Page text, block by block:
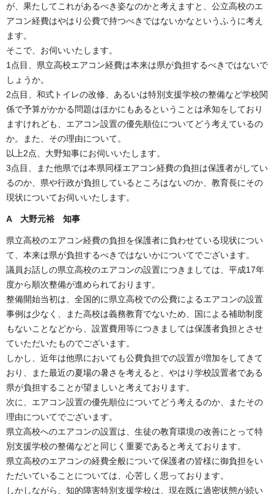
が、果たしてこれがあるべき姿なのかと考えますと、公立高校のエ
アコン経費はやはり公費で持つべきではないかなというふうに考え
ます。
そこで、お伺いいたします。
1点目、県立高校エアコン経費は本来は県が負担するべきではないで
しょうか。
2点目、和式トイレの改修、あるいは特別支援学校の整備など学校関
係で予算がかかる問題はほかにもあるということは承知をしており
ますけれども、エアコン設置の優先順位についてどう考えているの
か。また、その理由について。
以上2点、大野知事にお伺いいたします。
3点目、また他県では本県同様エアコン経費の負担は保護者がしてい
るのか、県や行政が負担しているところはないのか、教育長にその
現状についてお伺いいたします。
A 大野元裕 知事
県立高校のエアコン経費の負担を保護者に負わせている現状につい
て、本来は県が負担するべきではないかについてでございます。
議員お話しの県立高校のエアコンの設置につきましては、平成17年
度から順次整備が進められております。
整備開始当初は、全国的に県立高校での公費によるエアコンの設置
事例は少なく、また高校は義務教育でないため、国による補助制度
もないことなどから、設置費用等につきましては保護者負担とさせ
ていただいたものでございます。
しかし、近年は他県においても公費負担での設置が増加をしてきて
おり、また最近の夏場の暑さを考えると、やはり学校設置者である
県が負担することが望ましいと考えております。
次に、エアコン設置の優先順位についてどう考えるのか、またその
理由についてでございます。
県立高校へのエアコンの設置は、生徒の教育環境の改善にとって特
別支援学校の整備などと同じく重要であると考えております。
県立高校のエアコンの経費全般について保護者の皆様に御負担をい
ただいていることについては、心苦しく思っております。
しかしながら、知的障害特別支援学校は、現在既に過密状態が続い